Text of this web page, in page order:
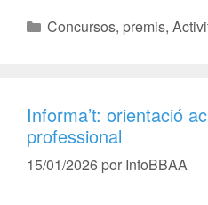
Concursos, premis,
Informa’t: orientació
professional
15/01/2026 por InfoBBAA